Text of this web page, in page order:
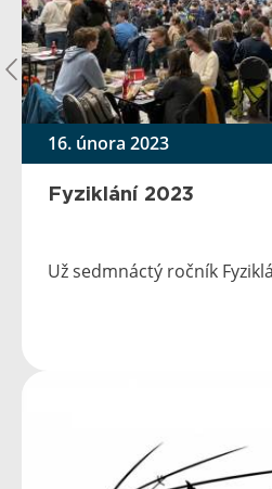
16. února 2023
Fyziklání 2023
Už sedmnáctý ročník